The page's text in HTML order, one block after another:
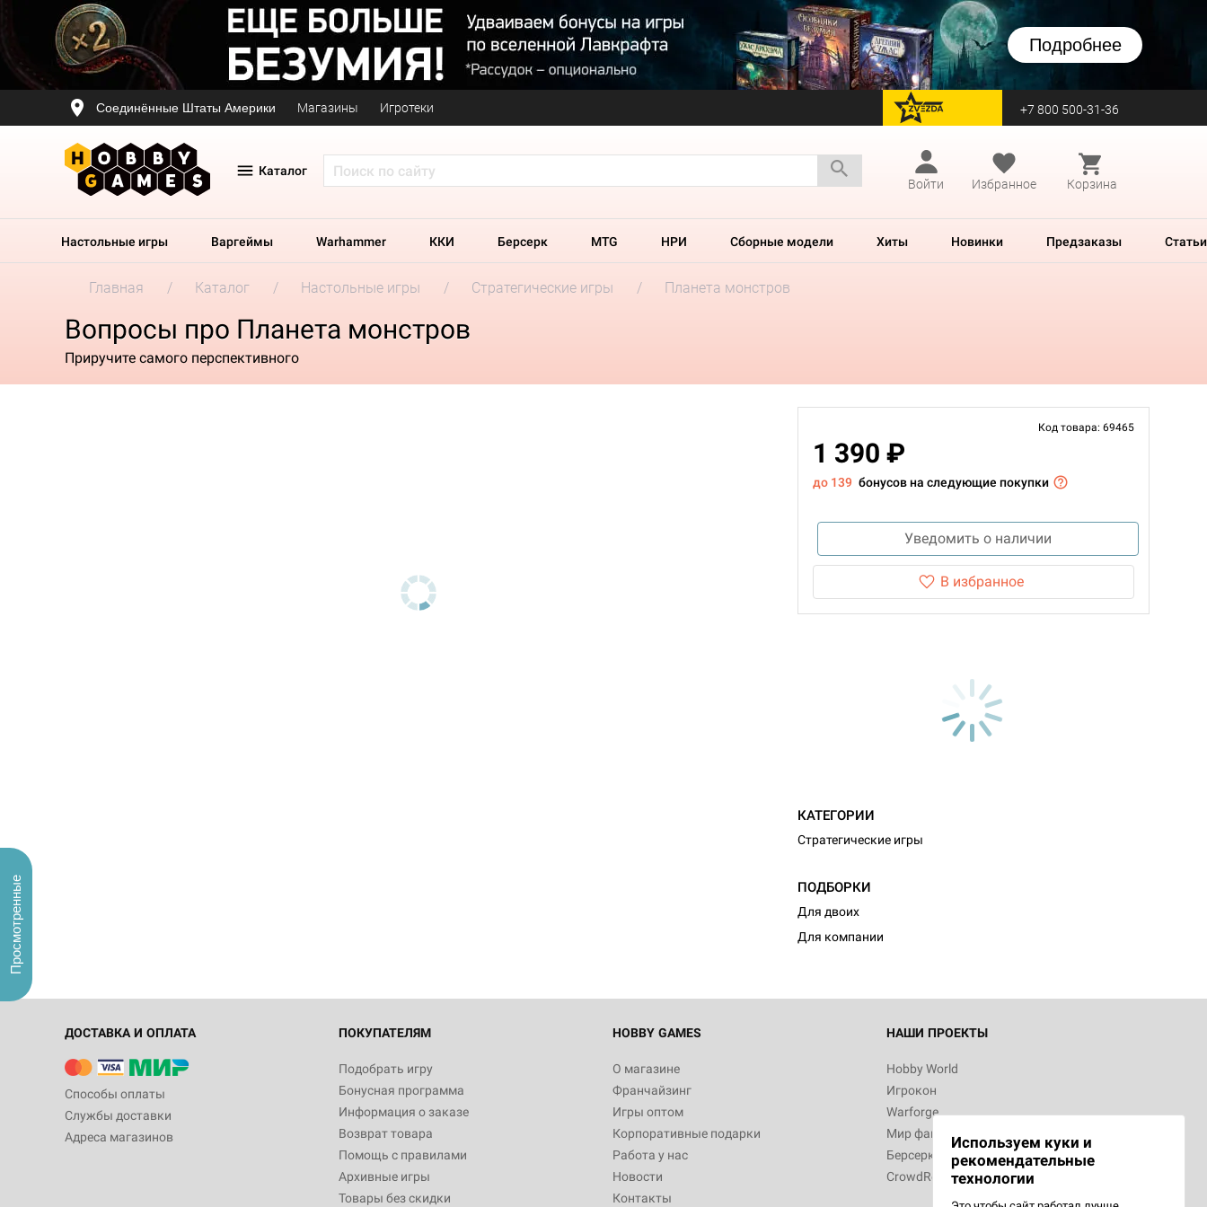
Подробнее
Соединённые Штаты Америки Магазины Игротеки перейти на Zvezda +7 800 500-31-36
Каталог
Войти
Избранное Корзина
Настольные игры Варгеймы Warhammer ККИ Берсерк MTG НРИ Сборные модели Хиты Новинки Предзаказы Статьи
Главная Каталог Настольные игры Стратегические игры Планета монстров
Вопросы про Планета монстров
Приручите самого перспективного
Код товара: 69465
1 390 ₽
до 139 бонусов на следующие покупки
Уведомить о наличии
В избранное
КАТЕГОРИИ
Стратегические игры
ПОДБОРКИ
Для двоих
Для компании
ДОСТАВКА И ОПЛАТА
Способы оплаты
Службы доставки
Адреса магазинов
ПОКУПАТЕЛЯМ
Подобрать игру
Бонусная программа
Информация о заказе
Возврат товара
Помощь с правилами
Архивные игры
Товары без скидки
HOBBY GAMES
О магазине
Франчайзинг
Игры оптом
Корпоративные подарки
Работа у нас
Новости
Контакты
НАШИ ПРОЕКТЫ
Hobby World
Игрокон
Warforge
Мир фантастики
Берсерк
CrowdRepublic
Используем куки и
рекомендательные
технологии
Просмотренные
империи: Боевая тревога
799
Настольная игра Hobby World Ужас
Аркхэма. Карточная игра: Пир в Хемлок-
Вейл. Кампания
4 990